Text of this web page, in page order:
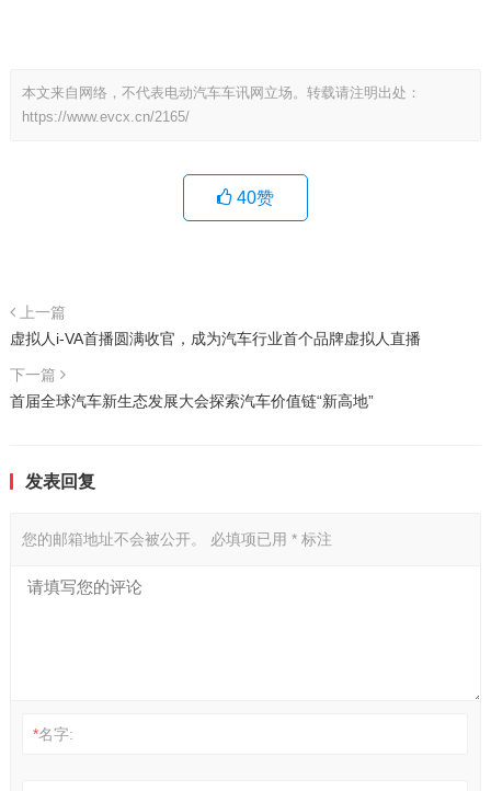
本文来自网络，不代表电动汽车车讯网立场。转载请注明出处：
https://www.evcx.cn/2165/
40赞
上一篇
虚拟人i-VA首播圆满收官，成为汽车行业首个品牌虚拟人直播
下一篇
首届全球汽车新生态发展大会探索汽车价值链“新高地”
发表回复
您的邮箱地址不会被公开。 必填项已用 *标注
*名字: